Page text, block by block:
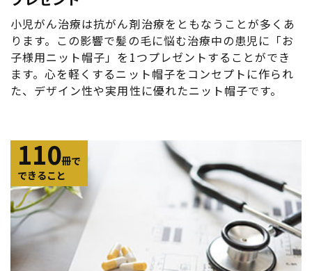
小児がん治療は抗がん剤治療をともなうことが多くあ
ります。この影響で髪の毛に悩む治療中の患児に「お
子様用ニット帽子」を1つプレゼントすることができ
ます。心を軽くするニット帽子をコンセプトに作られ
た、デザイン性や実用性に優れたニット帽子です。
110冊で
できること